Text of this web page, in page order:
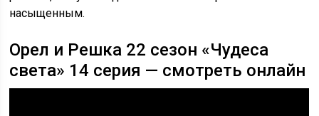
насыщенным.
Орел и Решка 22 сезон «Чудеса
света» 14 серия — смотреть онлайн